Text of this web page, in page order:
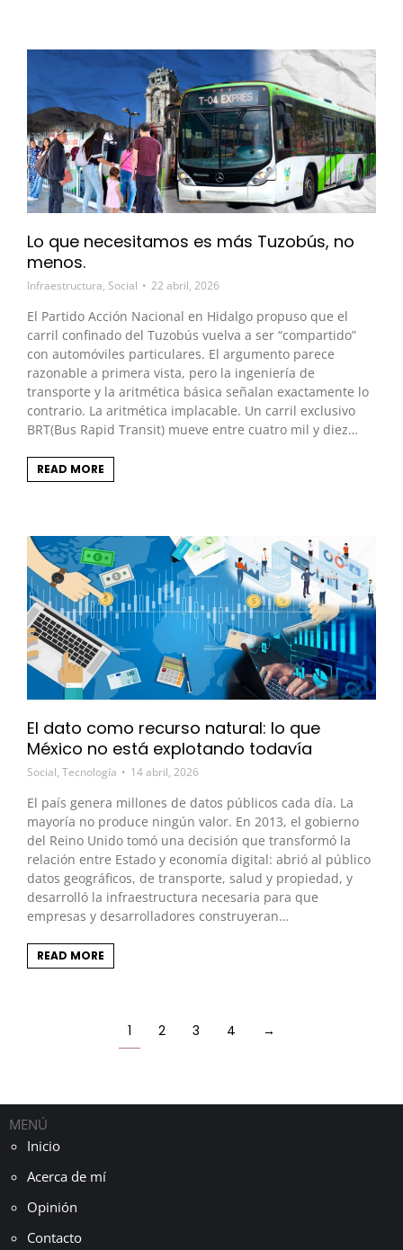
Lo que necesitamos es más Tuzobús, no
menos.
Infraestructura, Social 22 abril, 2026
El Partido Acción Nacional en Hidalgo propuso que el
carril confinado del Tuzobús vuelva a ser “compartido”
con automóviles particulares. El argumento parece
razonable a primera vista, pero la ingeniería de
transporte y la aritmética básica señalan exactamente lo
contrario. La aritmética implacable. Un carril exclusivo
BRT(Bus Rapid Transit) mueve entre cuatro mil y diez…
READ MORE
El dato como recurso natural: lo que
México no está explotando todavía
Social, Tecnología 14 abril, 2026
El país genera millones de datos públicos cada día. La
mayoría no produce ningún valor. En 2013, el gobierno
del Reino Unido tomó una decisión que transformó la
relación entre Estado y economía digital: abrió al público
datos geográficos, de transporte, salud y propiedad, y
desarrolló la infraestructura necesaria para que
empresas y desarrolladores construyeran…
READ MORE
1 2 3 4 →
MENÚ
Inicio
Acerca de mí
Opinión
Contacto